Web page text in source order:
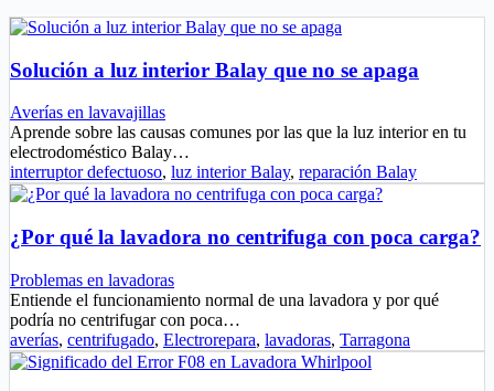
Solución a luz interior Balay que no se apaga
Averías en lavavajillas
Aprende sobre las causas comunes por las que la luz interior en tu
electrodoméstico Balay…
interruptor defectuoso, luz interior Balay, reparación Balay
¿Por qué la lavadora no centrifuga con poca carga?
Problemas en lavadoras
Entiende el funcionamiento normal de una lavadora y por qué
podría no centrifugar con poca…
averías, centrifugado, Electrorepara, lavadoras, Tarragona